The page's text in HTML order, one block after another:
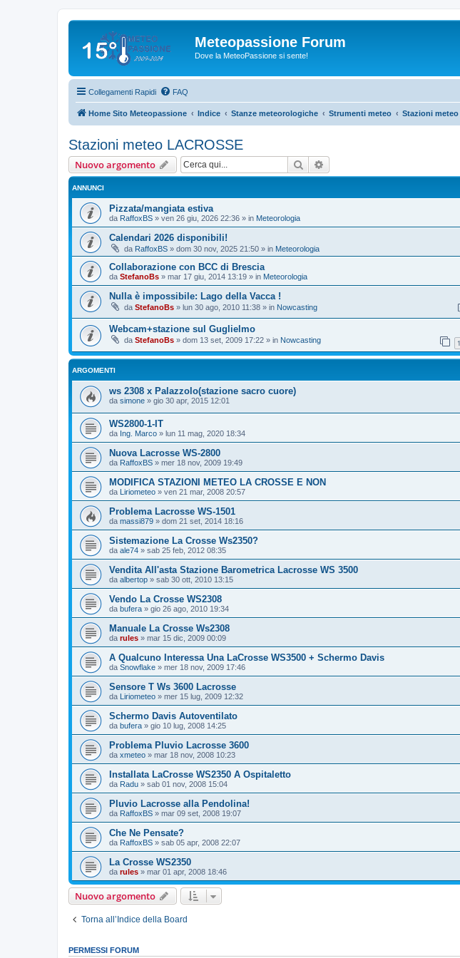
Meteopassione Forum
Dove la MeteoPassione si sente!
Collegamenti Rapidi FAQ
Home Sito Meteopassione Indice Stanze meteorologiche Strumenti meteo Stazioni meteo
Stazioni meteo LACROSSE
Nuovo argomento Cerca
ANNUNCI
Pizzata/mangiata estiva
da RaffoxBS » ven 26 giu, 2026 22:36 » in Meteorologia
Calendari 2026 disponibili!
da RaffoxBS » dom 30 nov, 2025 21:50 » in Meteorologia
Collaborazione con BCC di Brescia
da StefanoBs » mar 17 giu, 2014 13:19 » in Meteorologia
Nulla è impossibile: Lago della Vacca !
da StefanoBs » lun 30 ago, 2010 11:38 » in Nowcasting
Webcam+stazione sul Guglielmo
da StefanoBs » dom 13 set, 2009 17:22 » in Nowcasting 1
ARGOMENTI
ws 2308 x Palazzolo(stazione sacro cuore)
da simone » gio 30 apr, 2015 12:01
WS2800-1-IT
da Ing. Marco » lun 11 mag, 2020 18:34
Nuova Lacrosse WS-2800
da RaffoxBS » mer 18 nov, 2009 19:49
MODIFICA STAZIONI METEO LA CROSSE E NON
da Liriometeo » ven 21 mar, 2008 20:57
Problema Lacrosse WS-1501
da massi879 » dom 21 set, 2014 18:16
Sistemazione La Crosse Ws2350?
da ale74 » sab 25 feb, 2012 08:35
Vendita All'asta Stazione Barometrica Lacrosse WS 3500
da albertop » sab 30 ott, 2010 13:15
Vendo La Crosse WS2308
da bufera » gio 26 ago, 2010 19:34
Manuale La Crosse Ws2308
da rules » mar 15 dic, 2009 00:09
A Qualcuno Interessa Una LaCrosse WS3500 + Schermo Davis
da Snowflake » mer 18 nov, 2009 17:46
Sensore T Ws 3600 Lacrosse
da Liriometeo » mer 15 lug, 2009 12:32
Schermo Davis Autoventilato
da bufera » gio 10 lug, 2008 14:25
Problema Pluvio Lacrosse 3600
da xmeteo » mar 18 nov, 2008 10:23
Installata LaCrosse WS2350 A Ospitaletto
da Radu » sab 01 nov, 2008 15:04
Pluvio Lacrosse alla Pendolina!
da RaffoxBS » mar 09 set, 2008 19:07
Che Ne Pensate?
da RaffoxBS » sab 05 apr, 2008 22:07
La Crosse WS2350
da rules » mar 01 apr, 2008 18:46
Nuovo argomento
Torna all’Indice della Board
PERMESSI FORUM